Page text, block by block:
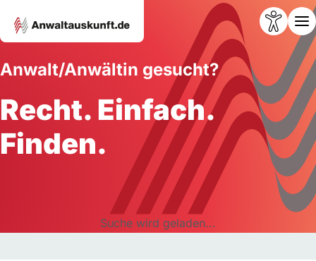
Anwalt/Anwältin gesucht?
Recht. Einfach.
Finden.
Suche wird geladen...